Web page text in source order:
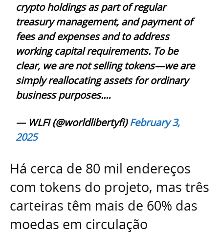
crypto holdings as part of regular
treasury management, and payment of
fees and expenses and to address
working capital requirements. To be
clear, we are not selling tokens—we are
simply reallocating assets for ordinary
business purposes.…
— WLFI (@worldlibertyfi)February 3,
2025
Há cerca de 80 mil endereços
com tokens do projeto, mas três
carteiras têm mais de 60% das
moedas em circulação